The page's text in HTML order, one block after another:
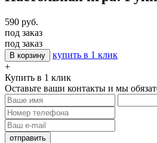
590 руб.
под заказ
под заказ
В корзину
купить в 1 клик
+
Купить в 1 клик
Оставьте ваши контакты и мы
отправить